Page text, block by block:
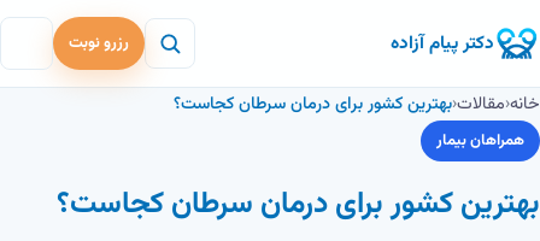
دکتر پیام آزاده رزرو نوبت
خانه‹مقالات‹بهترین کشور برای درمان سرطان کجاست؟
همراهان بیمار
بهترین کشور برای درمان سرطان کجاست؟